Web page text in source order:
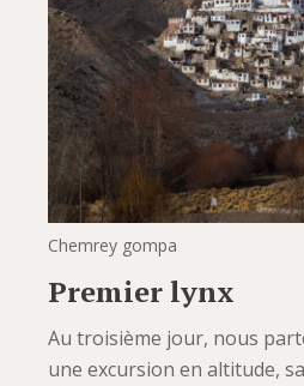
Chemrey gompa
Premier lynx
Au troisième jour, nous
une excursion en altitude,